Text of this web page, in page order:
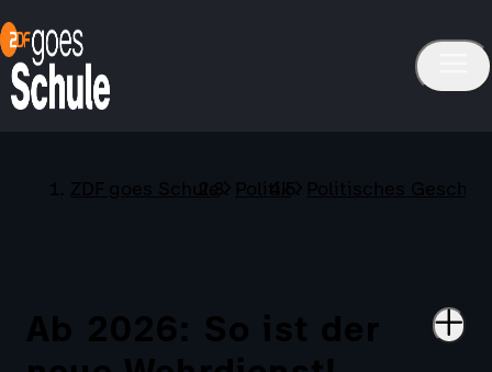
ZDF goes Schule Politik Politisches
Ab 2026: So ist der